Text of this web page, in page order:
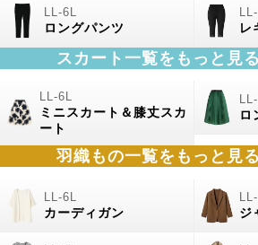
ロングパンツ レ
スカート一覧をもっと見る
ミニスカート＆膝丈スカ
ート
ロ
羽織もの一覧をもっと見る
カーディガン ジ